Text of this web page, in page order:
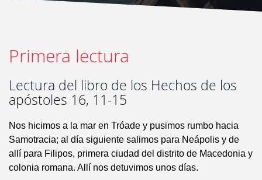
Primera lectura
Lectura del libro de los Hechos de los
apóstoles 16, 11-15
Nos hicimos a la mar en Tróade y pusimos rumbo hacia
Samotracia; al día siguiente salimos para Neápolis y de
allí para Filipos, primera ciudad del distrito de Macedonia y
colonia romana. Allí nos detuvimos unos días.